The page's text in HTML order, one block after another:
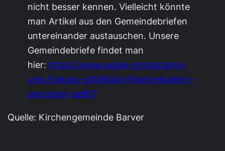
nicht besser kennen. Vielleicht könnte
man Artikel aus den Gemeindebriefen
untereinander austauschen. Unsere
Gemeindebriefe findet man
hier: https://www.eglise-protestante-
unie.fr/lezay-p50664/infolettrebulletin-
paroissial-se867
Quelle: Kirchengemeinde Barver